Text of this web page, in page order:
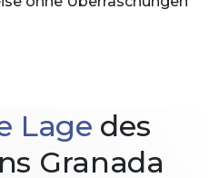
Lage des
Granada